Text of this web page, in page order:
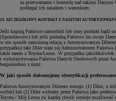
za przetwarzanie i kontrolę nad takimi
podlegać ich zasadom i warunkom.
13. SZCZEGÓŁOWY KONTAKT Z NASZYMI
Jeśli kupują Państwo samochód lub inny produkt bądź
(Sprzedawców) lub jeśli podadzą Państwo im swoje
w ten sposób samoistną relację z Autoryzowanym
przypadku) taki Diler staje się Administratorem Państwa
także razem z Toyota/Lexus. W przypadku jakichkolwiek
i wykorzystywania Państwa Danych Osobowych przez
bezpośrednio z nimi.
W jaki sposób dokonujemy identyfikacji
Państwa Autoryzowanym Dilerem zostaje: (1) Diler, u
wybór) lub (2) Diler wybrany przez Państwa jako
Toyota / Mój Lexus (w każdej chwili istnieje możliwość